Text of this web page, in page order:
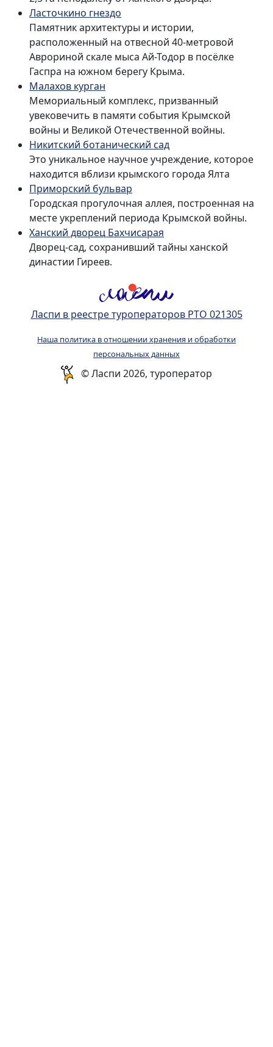
Ласточкино гнездо
Памятник архитектуры и истории,
расположенный на отвесной 40-метровой
Аврориной скале мыса Ай-Тодор в посёлке
Гаспра на южном берегу Крыма.
Малахов курган
Мемориальный комплекс, призванный
увековечить в памяти события Крымской
войны и Великой Отечественной войны.
Никитский ботанический сад
Это уникальное научное учреждение, которое
находится вблизи крымского города Ялта
Приморский бульвар
Городская прогулочная аллея, построенная на
месте укреплений периода Крымской войны.
Ханский дворец Бахчисарая
Дворец-сад, сохранивший тайны ханской
династии Гиреев.
Ласпи в реестре туроператоров РТО 021305
Наша политика в отношении хранения и обработки
персональных данных
© Ласпи 2026, туроператор